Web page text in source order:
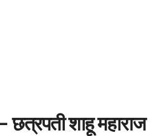
छत्रपती शाहू महाराज